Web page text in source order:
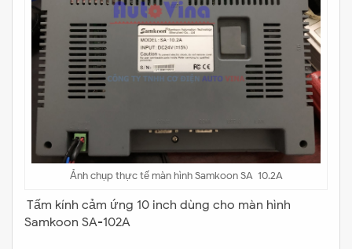
Ảnh chụp thực tế màn hình Samkoon SA-10.2A
Tấm kính cảm ứng 10 inch dùng cho màn hình
Samkoon SA-102A